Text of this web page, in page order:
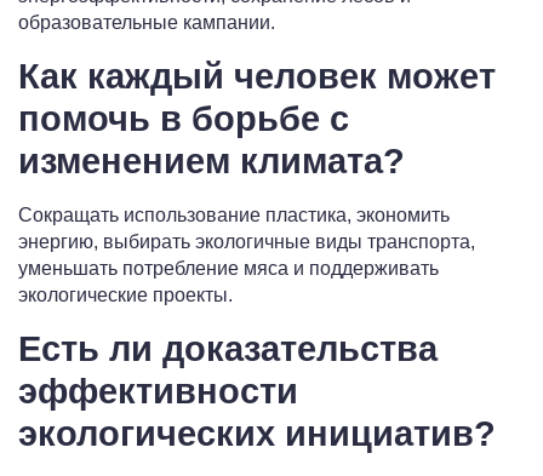
образовательные кампании.
Как каждый человек может
помочь в борьбе с
изменением климата?
Сокращать использование пластика, экономить
энергию, выбирать экологичные виды транспорта,
уменьшать потребление мяса и поддерживать
экологические проекты.
Есть ли доказательства
эффективности
экологических инициатив?